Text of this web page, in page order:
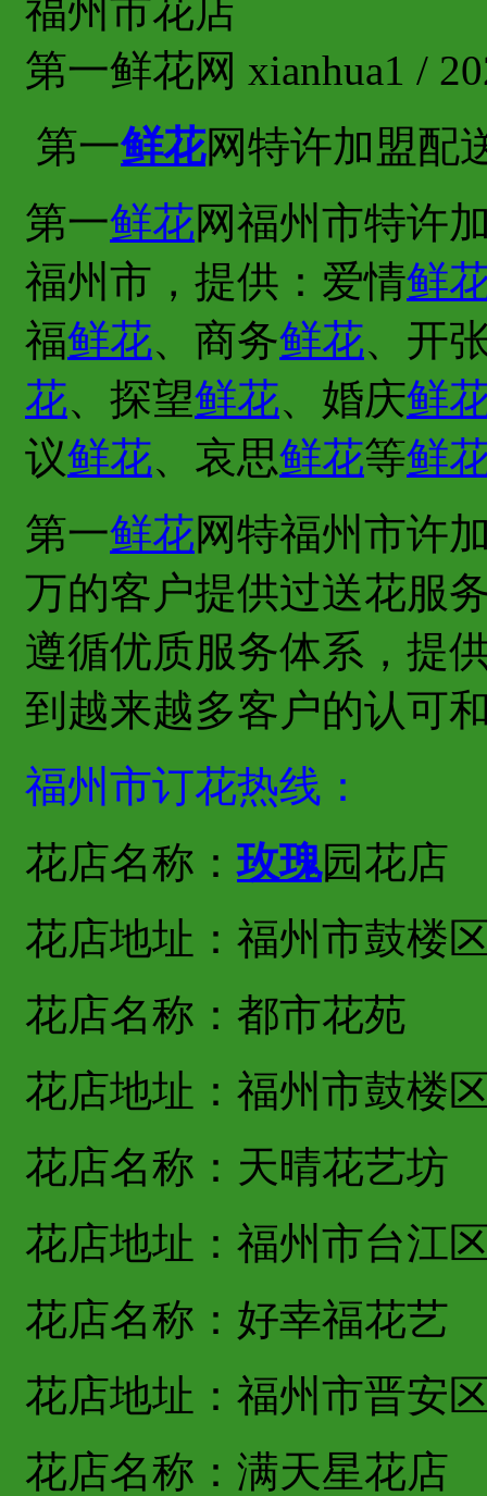
福州市花店
第一鲜花网 xianhua1 /
第一鲜花网特许加盟
第一鲜花网福州市特许
福州市，提供：爱情鲜
福鲜花、商务鲜花、开
花、探望鲜花、婚庆鲜
议鲜花、哀思鲜花等鲜
第一鲜花网特福州市许
万的客户提供过送花服
遵循优质服务体系，提
到越来越多客户的认可
福州市订花热线：
花店名称：玫瑰园花店
花店地址：福州市鼓楼
花店名称：都市花苑
花店地址：福州市鼓楼
花店名称：天晴花艺坊
花店地址：福州市台江
花店名称：好幸福花艺
花店地址：福州市晋安
花店名称：满天星花店